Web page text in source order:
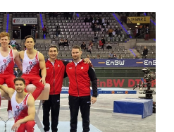
Serhani-Silber